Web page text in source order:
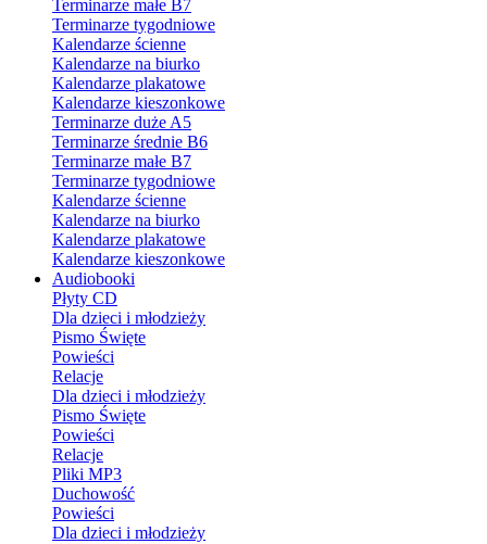
Terminarze małe B7
Terminarze tygodniowe
Kalendarze ścienne
Kalendarze na biurko
Kalendarze plakatowe
Kalendarze kieszonkowe
Terminarze duże A5
Terminarze średnie B6
Terminarze małe B7
Terminarze tygodniowe
Kalendarze ścienne
Kalendarze na biurko
Kalendarze plakatowe
Kalendarze kieszonkowe
Audiobooki
Płyty CD
Dla dzieci i młodzieży
Pismo Święte
Powieści
Relacje
Dla dzieci i młodzieży
Pismo Święte
Powieści
Relacje
Pliki MP3
Duchowość
Powieści
Dla dzieci i młodzieży